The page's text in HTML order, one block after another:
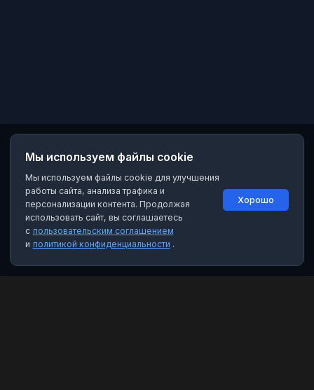
Мы используем файлы cookie
Мы используем файлы cookie для улучшения
работы сайта, анализа трафика и
персонализации контента. Продолжая
использовать сайт, вы соглашаетесь
с пользовательским соглашением
и политикой конфиденциальности .
Хорошо